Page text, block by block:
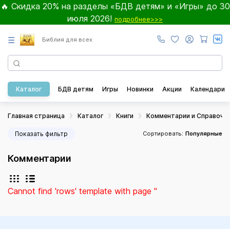
🔥 Скидка 20% на разделы «БДВ детям» и «Игры» до 30
июля 2026! подробнее>>>
☰ Библия для всех
Каталог БДВ детям Игры Новинки Акции Календари
Главная страница Каталог Книги Комментарии и
Показать фильтр Сортировать: Популярные
Комментарии
Cannot find 'rows' template with page ''